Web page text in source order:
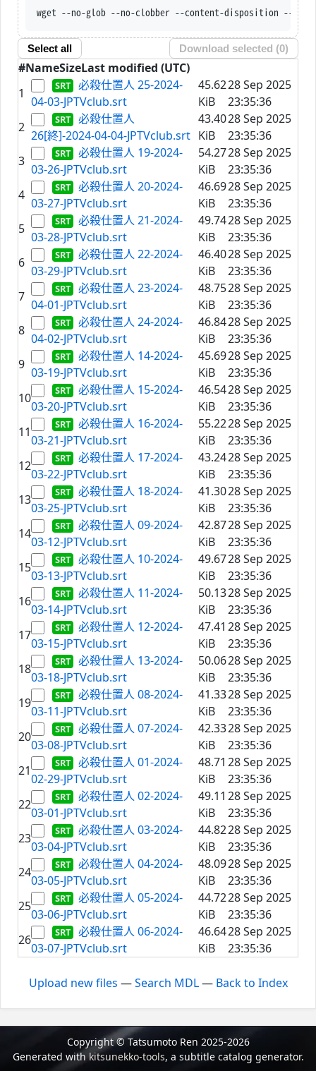
wget --no-glob --no-clobber --content-disposition --trust-server-
Select all Download selected (0)
#NameSizeLast modified (UTC)
1
必殺仕置人 25-2024-
04-03-JPTVclub.srt
45.62
KiB
28 Sep 2025
23:35:36
2
必殺仕置人
26[終]-2024-04-04-JPTVclub.srt
43.40
KiB
28 Sep 2025
23:35:36
3
必殺仕置人 19-2024-
03-26-JPTVclub.srt
54.27
KiB
28 Sep 2025
23:35:36
4
必殺仕置人 20-2024-
03-27-JPTVclub.srt
46.69
KiB
28 Sep 2025
23:35:36
5
必殺仕置人 21-2024-
03-28-JPTVclub.srt
49.74
KiB
28 Sep 2025
23:35:36
6
必殺仕置人 22-2024-
03-29-JPTVclub.srt
46.40
KiB
28 Sep 2025
23:35:36
7
必殺仕置人 23-2024-
04-01-JPTVclub.srt
48.75
KiB
28 Sep 2025
23:35:36
8
必殺仕置人 24-2024-
04-02-JPTVclub.srt
46.84
KiB
28 Sep 2025
23:35:36
9
必殺仕置人 14-2024-
03-19-JPTVclub.srt
45.69
KiB
28 Sep 2025
23:35:36
10
必殺仕置人 15-2024-
03-20-JPTVclub.srt
46.54
KiB
28 Sep 2025
23:35:36
11
必殺仕置人 16-2024-
03-21-JPTVclub.srt
55.22
KiB
28 Sep 2025
23:35:36
12
必殺仕置人 17-2024-
03-22-JPTVclub.srt
43.24
KiB
28 Sep 2025
23:35:36
13
必殺仕置人 18-2024-
03-25-JPTVclub.srt
41.30
KiB
28 Sep 2025
23:35:36
14
必殺仕置人 09-2024-
03-12-JPTVclub.srt
42.87
KiB
28 Sep 2025
23:35:36
15
必殺仕置人 10-2024-
03-13-JPTVclub.srt
49.67
KiB
28 Sep 2025
23:35:36
16
必殺仕置人 11-2024-
03-14-JPTVclub.srt
50.13
KiB
28 Sep 2025
23:35:36
17
必殺仕置人 12-2024-
03-15-JPTVclub.srt
47.41
KiB
28 Sep 2025
23:35:36
18
必殺仕置人 13-2024-
03-18-JPTVclub.srt
50.06
KiB
28 Sep 2025
23:35:36
19
必殺仕置人 08-2024-
03-11-JPTVclub.srt
41.33
KiB
28 Sep 2025
23:35:36
20
必殺仕置人 07-2024-
03-08-JPTVclub.srt
42.33
KiB
28 Sep 2025
23:35:36
21
必殺仕置人 01-2024-
02-29-JPTVclub.srt
48.71
KiB
28 Sep 2025
23:35:36
22
必殺仕置人 02-2024-
03-01-JPTVclub.srt
49.11
KiB
28 Sep 2025
23:35:36
23
必殺仕置人 03-2024-
03-04-JPTVclub.srt
44.82
KiB
28 Sep 2025
23:35:36
24
必殺仕置人 04-2024-
03-05-JPTVclub.srt
48.09
KiB
28 Sep 2025
23:35:36
25
必殺仕置人 05-2024-
03-06-JPTVclub.srt
44.72
KiB
28 Sep 2025
23:35:36
26
必殺仕置人 06-2024-
03-07-JPTVclub.srt
46.64
KiB
28 Sep 2025
23:35:36
Upload new files —Search MDL— Back to Index
Copyright © Tatsumoto Ren 2025-2026
Generated withkitsunekko-tools, a subtitle catalog generator.